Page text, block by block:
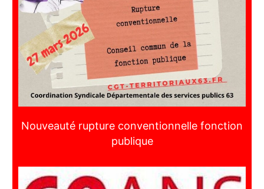
Nouveauté rupture conventionnelle fonction
publique